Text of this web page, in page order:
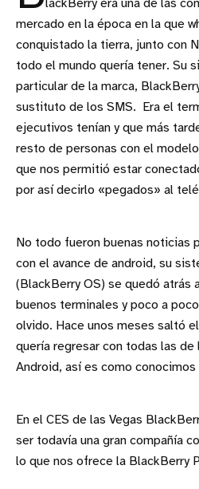
lackBerry era una de las
mercado en la época en la que
conquistado la tierra, junto con
todo el mundo quería tener. Su
particular de la marca,
sustituto de los SMS. Era el
ejecutivos tenían y que más
resto de personas con el
que nos permitió estar
por así decirlo «pegados» al
No todo fueron buenas noticias
con el avance de android, su
(BlackBerry OS) se quedó atrás
buenos terminales y poco a
olvido. Hace unos meses saltó
quería regresar con todas las
Android, así es como
En el CES de las Vegas
ser todavía una gran compañía
lo que nos ofrece la BlackBerry